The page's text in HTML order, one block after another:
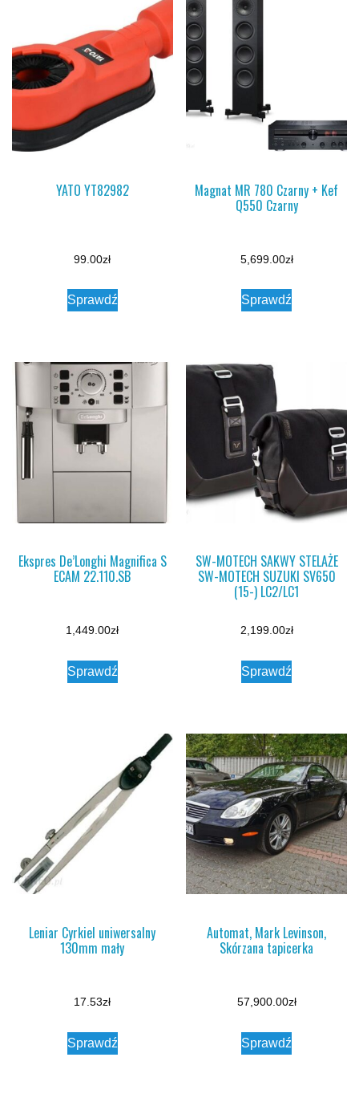
YATO YT82982
99.00zł
Sprawdź
Magnat MR 780 Czarny + Kef
Q550 Czarny
5,699.00zł
Sprawdź
Ekspres De’Longhi Magnifica S
ECAM 22.110.SB
1,449.00zł
Sprawdź
SW-MOTECH SAKWY STELAŻE
SW-MOTECH SUZUKI SV650
(15-) LC2/LC1
2,199.00zł
Sprawdź
Leniar Cyrkiel uniwersalny
130mm mały
17.53zł
Sprawdź
Automat, Mark Levinson,
Skórzana tapicerka
57,900.00zł
Sprawdź